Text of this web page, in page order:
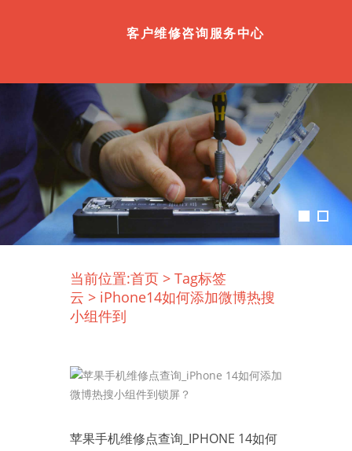
客户维修咨询服务中心
当前位置:首页 > Tag标签
云 > iPhone14如何添加微博热搜
小组件到
苹果手机维修点查询_IPHONE 14如何